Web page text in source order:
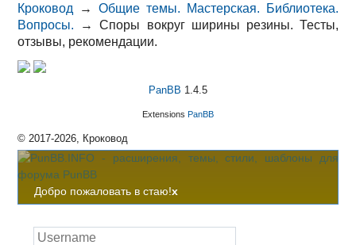
Кроковод →Общие темы. Мастерская. Библиотека.
Вопросы.
→Споры вокруг ширины резины. Тесты,
отзывы, рекомендации.
PanBB 1.4.5
Extensions PanBB
© 2017-2026, Кроковод
Добро пожаловать в стаю!x